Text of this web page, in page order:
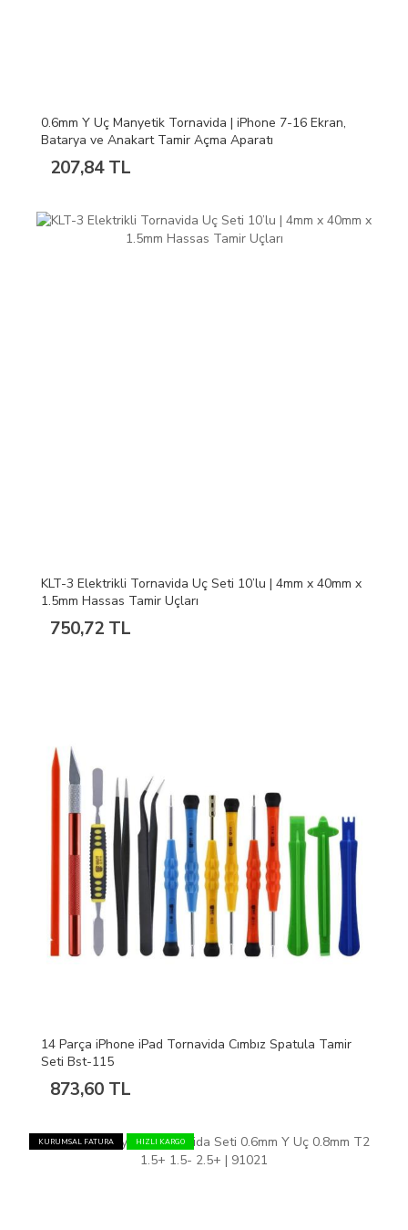
0.6mm Y Uç Manyetik Tornavida | iPhone 7-16 Ekran,
Batarya ve Anakart Tamir Açma Aparatı
207,84 TL
KLT-3 Elektrikli Tornavida Uç Seti 10’lu | 4mm x 40mm x
1.5mm Hassas Tamir Uçları
750,72 TL
14 Parça iPhone iPad Tornavida Cımbız Spatula Tamir
Seti Bst-115
873,60 TL
KURUMSAL FATURA HIZLI KARGO